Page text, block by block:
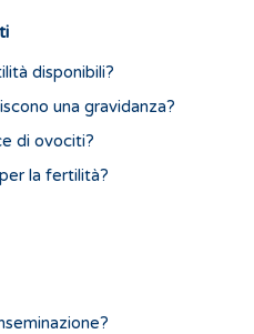
disponibili?
una gravidanza?
di ovociti?
la fertilità?